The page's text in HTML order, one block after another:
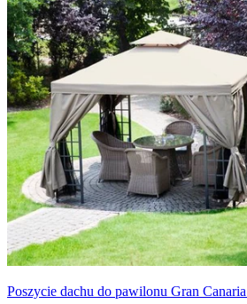
Poszycie dachu do pawilonu Gran